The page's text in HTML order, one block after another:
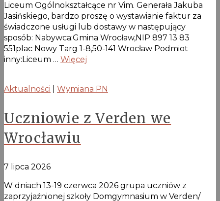
Liceum Ogólnokształcące nr Vim. Generała Jakuba
Jasińskiego, bardzo proszę o wystawianie faktur za
świadczone usługi lub dostawy w następujący
sposób: Nabywca:Gmina Wrocław,NIP 897 13 83
551plac Nowy Targ 1-8,50-141 Wrocław Podmiot
inny:Liceum … Więcej
Aktualności Wymiana PN
Uczniowie z Verden we
Wrocławiu
7 lipca 2026
W dniach 13-19 czerwca 2026 grupa uczniów z
zaprzyjaźnionej szkoły Domgymnasium w Verden/